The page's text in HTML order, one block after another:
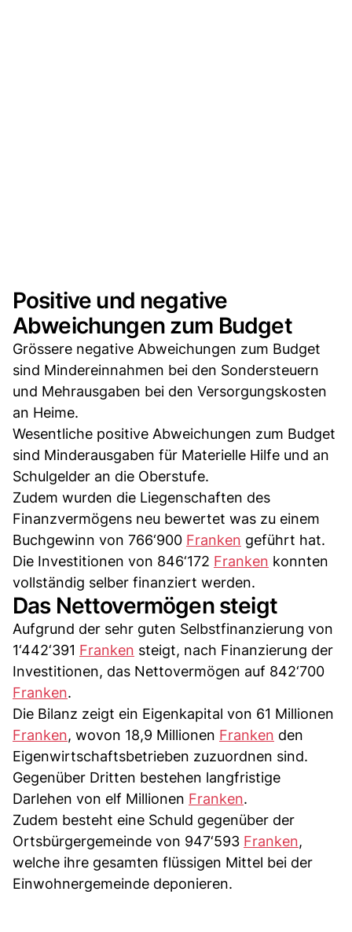
Positive und negative
Abweichungen zum Budget
Grössere negative Abweichungen zum Budget
sind Mindereinnahmen bei den Sondersteuern
und Mehrausgaben bei den Versorgungskosten
an Heime.
Wesentliche positive Abweichungen zum Budget
sind Minderausgaben für Materielle Hilfe und an
Schulgelder an die Oberstufe.
Zudem wurden die Liegenschaften des
Finanzvermögens neu bewertet was zu einem
Buchgewinn von 766‘900 Franken geführt hat.
Die Investitionen von 846‘172 Franken konnten
vollständig selber finanziert werden.
Das Nettovermögen steigt
Aufgrund der sehr guten Selbstfinanzierung von
1‘442‘391 Franken steigt, nach Finanzierung der
Investitionen, das Nettovermögen auf 842‘700
Franken.
Die Bilanz zeigt ein Eigenkapital von 61 Millionen
Franken, wovon 18,9 Millionen Franken den
Eigenwirtschaftsbetrieben zuzuordnen sind.
Gegenüber Dritten bestehen langfristige
Darlehen von elf Millionen Franken.
Zudem besteht eine Schuld gegenüber der
Ortsbürgergemeinde von 947‘593 Franken,
welche ihre gesamten flüssigen Mittel bei der
Einwohnergemeinde deponieren.